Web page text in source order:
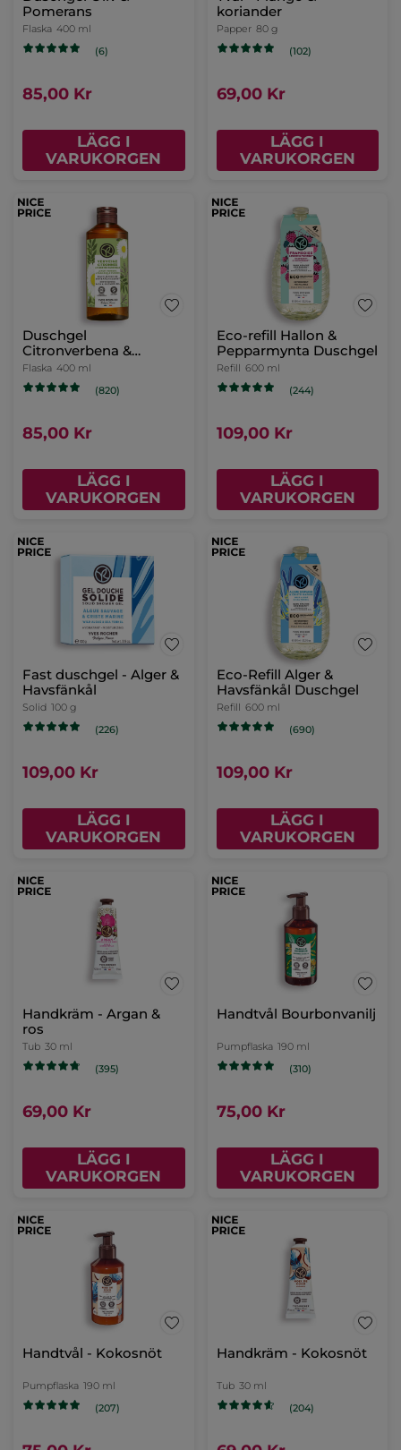
Pomerans
Flaska 400 ml
(6)
85,00 Kr
LÄGG I
VARUKORGEN
koriander
Papper 80 g
(102)
69,00 Kr
LÄGG I
VARUKORGEN
Duschgel
Citronverbena &
Kamomill, 400 ml
Flaska 400 ml
(820)
85,00 Kr
LÄGG I
VARUKORGEN
Eco-refill Hallon &
Pepparmynta Duschgel
Refill 600 ml
(244)
109,00 Kr
LÄGG I
VARUKORGEN
Fast duschgel - Alger &
Havsfänkål
Solid 100 g
(226)
109,00 Kr
LÄGG I
VARUKORGEN
Eco-Refill Alger &
Havsfänkål Duschgel
Refill 600 ml
(690)
109,00 Kr
LÄGG I
VARUKORGEN
Handkräm - Argan &
ros
Tub 30 ml
(395)
69,00 Kr
LÄGG I
VARUKORGEN
Handtvål Bourbonvanilj
Pumpflaska 190 ml
(310)
75,00 Kr
LÄGG I
VARUKORGEN
Handtvål - Kokosnöt
Pumpflaska 190 ml
(207)
Handkräm - Kokosnöt
Tub 30 ml
(204)